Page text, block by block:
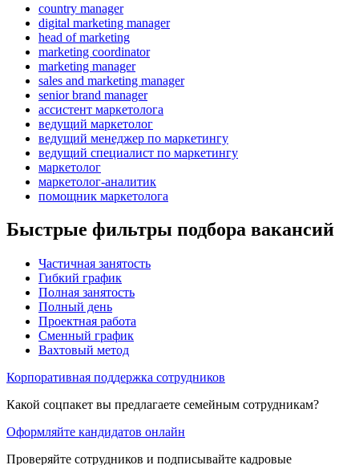
country manager
digital marketing manager
head of marketing
marketing coordinator
marketing manager
sales and marketing manager
senior brand manager
ассистент маркетолога
ведущий маркетолог
ведущий менеджер по маркетингу
ведущий специалист по маркетингу
маркетолог
маркетолог-аналитик
помощник маркетолога
Быстрые фильтры подбора вакансий
Частичная занятость
Гибкий график
Полная занятость
Полный день
Проектная работа
Сменный график
Вахтовый метод
Корпоративная поддержка сотрудников
Какой соцпакет вы предлагаете семейным сотрудникам?
Оформляйте кандидатов онлайн
Проверяйте сотрудников и подписывайте кадровые